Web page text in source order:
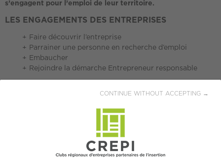
CONTINUE WITHOUT ACCEPTING →
s’engagent pour l’emploi de leur territoire.
LES ENGAGEMENTS DES ENTREPRISES
Faire découvrir l’entreprise
Parrainer une personne en recherche d’emploi
Embaucher
Rejoindre la démarche Entrepreneur responsable
Relayer les annonces d’emploi et faciliter le
Mettre en relation les entreprises avec des candidats